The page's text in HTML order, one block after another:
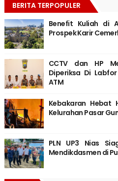
BERITA TERPOPULER
Benefit Kuliah di
Prospek Karir
CCTV dan HP
Diperiksa Di
ATM
Kebakaran Hebat
Kelurahan Pasar
PLN UP3 Nias
Mendikdasmen di